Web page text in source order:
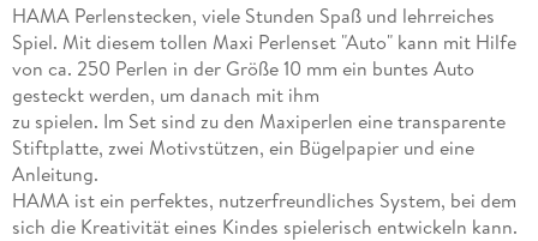
HAMA Perlenstecken, viele Stunden Spaß und lehrreiches
Spiel. Mit diesem tollen Maxi Perlenset "Auto" kann mit Hilfe
von ca. 250 Perlen in der Größe 10 mm ein buntes Auto
gesteckt werden, um danach mit ihm
zu spielen. Im Set sind zu den Maxiperlen eine transparente
Stiftplatte, zwei Motivstützen, ein Bügelpapier und eine
Anleitung.
HAMA ist ein perfektes, nutzerfreundliches System, bei dem
sich die Kreativität eines Kindes spielerisch entwickeln kann.